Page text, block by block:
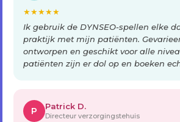
★★★★★
Ik gebruik de DYNSEO-spellen elke
praktijk met mijn patiënten.
ontworpen en geschikt voor alle
patiënten zijn er dol op en boeken
P Patrick D.
Directeur verzorgingstehuis